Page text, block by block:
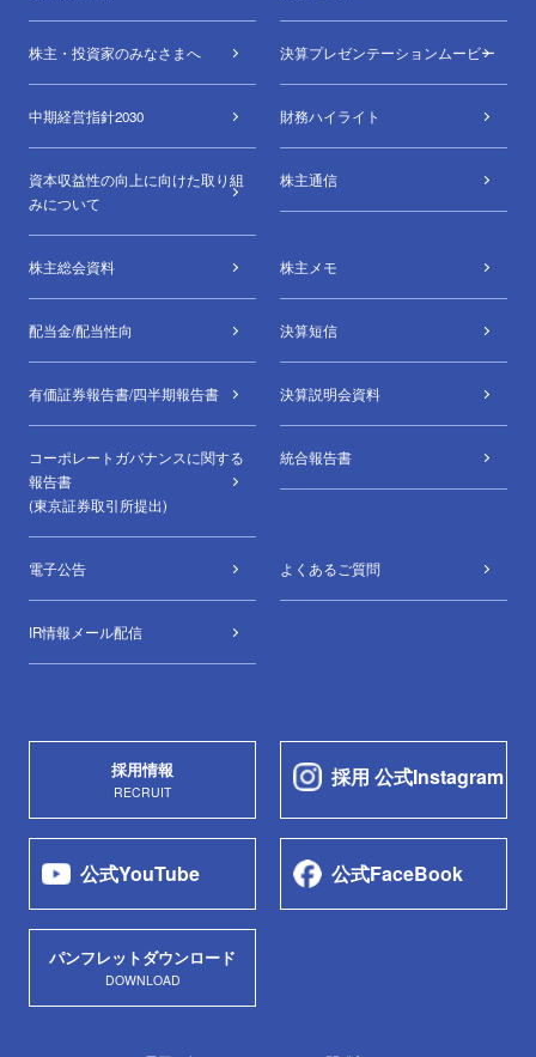
株主・投資家のみなさまへ 決算プレゼンテーションムービー
中期経営指針2030 財務ハイライト
資本収益性の向上に向けた取り組
みについて
株主通信
株主総会資料 株主メモ
配当金/配当性向 決算短信
有価証券報告書/四半期報告書 決算説明会資料
コーポレートガバナンスに関する
報告書
(東京証券取引所提出)
統合報告書
電子公告 よくあるご質問
IR情報メール配信
採用情報
RECRUIT
採用 公式Instagram
公式YouTube 公式FaceBook
パンフレットダウンロード
DOWNLOAD